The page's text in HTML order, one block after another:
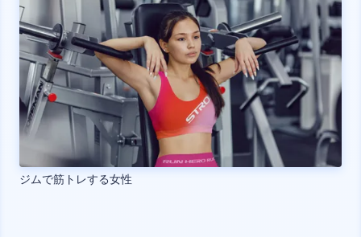
ジムで筋トレする女性